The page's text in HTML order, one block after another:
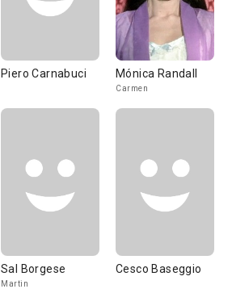
Piero Carnabuci Mónica Randall
Carmen
Sal Borgese
Martin
Cesco Baseggio